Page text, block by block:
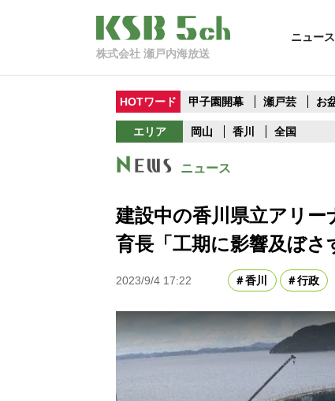
株式会社 瀬戸内海放送
ニュース
HOTワード 甲子園開幕 瀬戸芸 お
エリア 岡山 香川 全国
ニュース
建設中の香川県立アリ
育長「工期に影響及ぼさ
2023/9/4 17:22 香川 行政